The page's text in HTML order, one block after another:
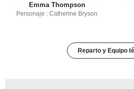
Emma Thompson
Personaje : Catherine Bryson
Reparto y Equipo